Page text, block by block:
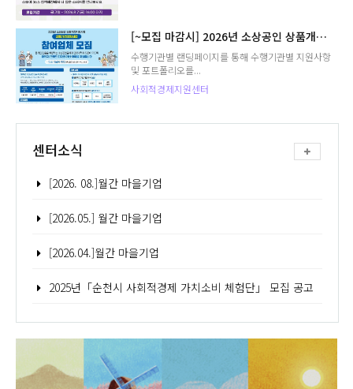
[~모집 마감시] 2026년 소상공인 상품개선 지원사업 모집공고
수행기관별 랜딩페이지를 통해 수행기관별 지원사항
및 포트폴리오를...
사회적경제지원센터
센터소식
[2026. 08.]월간 마을기업
[2026.05.] 월간 마을기업
[2026.04.]월간 마을기업
2025년「순천시 사회적경제 가치소비 체험단」 모집 공고